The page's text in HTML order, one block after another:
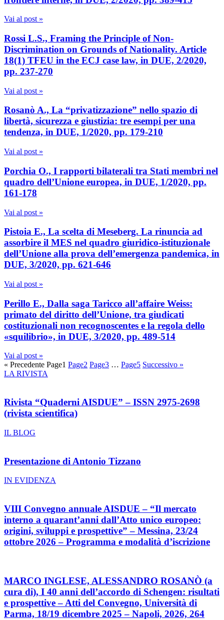
Vai al post »
Rossi L.S., Framing the Principle of Non-
Discrimination on Grounds of Nationality. Article
18(1) TFEU in the ECJ case law, in DUE, 2/2020,
pp. 237-270
Vai al post »
Rosanò A., La “privatizzazione” nello spazio di
libertà, sicurezza e giustizia: tre esempi per una
tendenza, in DUE, 1/2020, pp. 179-210
Vai al post »
Porchia O., I rapporti bilaterali tra Stati membri nel
quadro dell’Unione europea, in DUE, 1/2020, pp.
161-178
Vai al post »
Pistoia E., La scelta di Meseberg. La rinuncia ad
assorbire il MES nel quadro giuridico-istituzionale
dell’Unione alla prova dell’emergenza pandemica, in
DUE, 3/2020, pp. 621-646
Vai al post »
Perillo E., Dalla saga Taricco all’affaire Weiss:
primato del diritto dell’Unione, tra giudicati
costituzionali non recognoscentes e la regola dello
«squilibrio», in DUE, 3/2020, pp. 489-514
Vai al post »
« Precedente Page1 Page2 Page3 … Page5 Successivo »
LA RIVISTA
Rivista “Quaderni AISDUE” – ISSN 2975-2698
(rivista scientifica)
IL BLOG
Presentazione di Antonio Tizzano
IN EVIDENZA
VIII Convegno annuale AISDUE – “Il mercato
interno a quarant’anni dall’Atto unico europeo:
origini, sviluppi e prospettive” – Messina, 23/24
ottobre 2026 – Programma e modalità d’iscrizione
MARCO INGLESE, ALESSANDRO ROSANÒ (a
cura di), I 40 anni dell’accordo di Schengen: risultati
e prospettive – Atti del Convegno, Università di
Parma, 18/19 dicembre 2025 – Napoli, 2026, 264